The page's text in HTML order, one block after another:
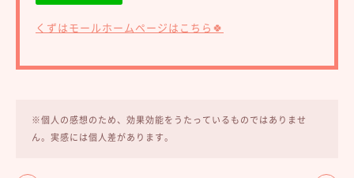
くずはモールホームページはこちら🍀
※個人の感想のため、効果効能をうたっているものではありませ
ん。実感には個人差があります。